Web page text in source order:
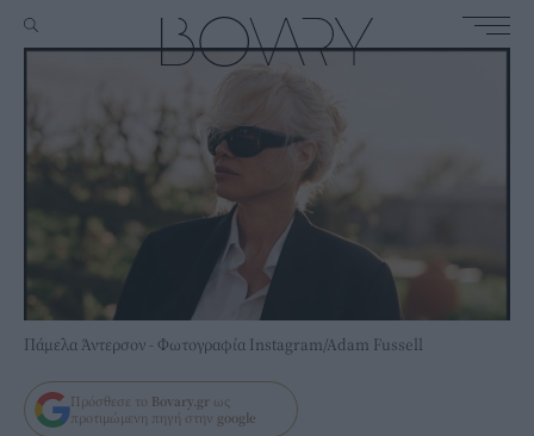
Πάμελα Άντερσον - Φωτογραφία Instagram/Adam Fussell
Πρόσθεσε το Bovary.gr ως
προτιμώμενη πηγή στην google